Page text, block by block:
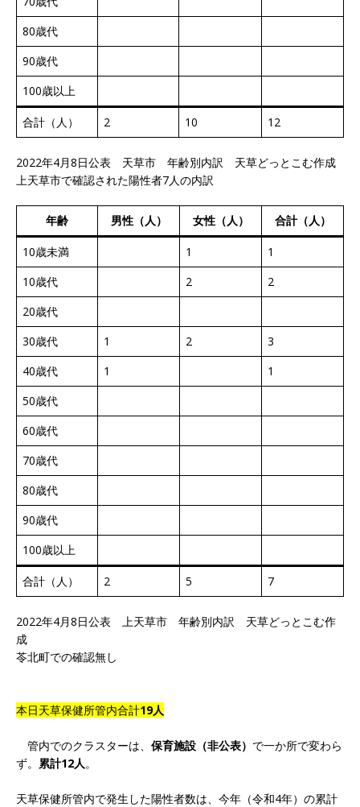
80歳代
90歳代
100歳以上
合計（人） 2 10 12
2022年4月8日公表 天草市 年齢別内訳 天草どっとこむ作成
上天草市で確認された陽性者7人の内訳
年齢 男性（人） 女性（人） 合計（人）
10歳未満 1
1
10歳代
2
2
20歳代
30歳代
1 2
3
40歳代
1
1
50歳代
60歳代
70歳代
80歳代
90歳代
100歳以上
合計（人） 2 5 7
2022年4月8日公表 上天草市 年齢別内訳 天草どっとこむ作
成
苓北町での確認無し
本日天草保健所管内合計19人
管内でのクラスターは、 保育施設（非公表） で一か所で変わら
ず。 累計12人 。
天草保健所管内で発生した陽性者数は、今年（令和4年）の累計